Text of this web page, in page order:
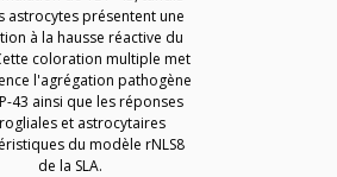
astrocytesprésententune
à la hausse réactive du
coloration multiple met
l'agrégation pathogène
43 ainsi que les réponses
et astrocytaires
du modèle rNLS8
de la SLA.